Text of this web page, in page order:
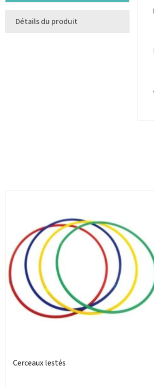
Détails du produit
Cerceaux lestés